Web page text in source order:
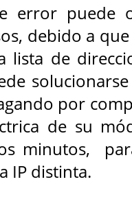
error puede
debido a
lista de
por
de su
minutos,
IP distinta.